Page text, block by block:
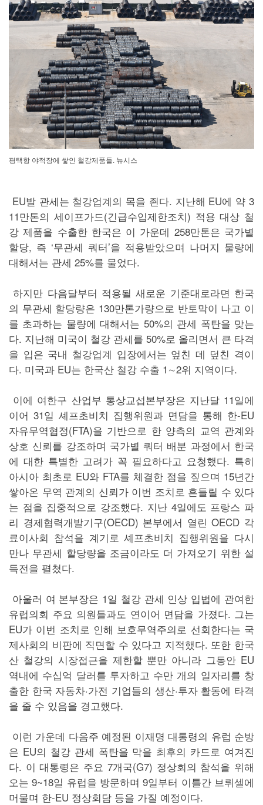
평택항 야적장에 쌓인 철강제품들. 뉴시스
EU발 관세는 철강업계의 목을 죈다. 지난해 EU에 약 3
11만톤의 세이프가드(긴급수입제한조치) 적용 대상 철
강 제품을 수출한 한국은 이 가운데 258만톤은 국가별
할당, 즉 ‘무관세 쿼터’을 적용받았으며 나머지 물량에
대해서는 관세 25%를 물었다.
하지만 다음달부터 적용될 새로운 기준대로라면 한국
의 무관세 할당량은 130만톤가량으로 반토막이 나고 이
를 초과하는 물량에 대해서는 50%의 관세 폭탄을 맞는
다. 지난해 미국이 철강 관세를 50%로 올리면서 큰 타격
을 입은 국내 철강업계 입장에서는 엎친 데 덮친 격이
다. 미국과 EU는 한국산 철강 수출 1∼2위 지역이다.
이에 여한구 산업부 통상교섭본부장은 지난달 11일에
이어 31일 셰프초비치 집행위원과 면담을 통해 한-EU
자유무역협정(FTA)을 기반으로 한 양측의 교역 관계와
상호 신뢰를 강조하며 국가별 쿼터 배분 과정에서 한국
에 대한 특별한 고려가 꼭 필요하다고 요청했다. 특히
아시아 최초로 EU와 FTA를 체결한 점을 짚으며 15년간
쌓아온 무역 관계의 신뢰가 이번 조치로 흔들릴 수 있다
는 점을 집중적으로 강조했다. 지난 4일에도 프랑스 파
리 경제협력개발기구(OECD) 본부에서 열린 OECD 각
료이사회 참석을 계기로 셰프초비치 집행위원을 다시
만나 무관세 할당량을 조금이라도 더 가져오기 위한 설
득전을 펼쳤다.
아울러 여 본부장은 1일 철강 관세 인상 입법에 관여한
유럽의회 주요 의원들과도 연이어 면담을 가졌다. 그는
EU가 이번 조치로 인해 보호무역주의로 선회한다는 국
제사회의 비판에 직면할 수 있다고 지적했다. 또한 한국
산 철강의 시장접근을 제한할 뿐만 아니라 그동안 EU
역내에 수십억 달러를 투자하고 수만 개의 일자리를 창
출한 한국 자동차·가전 기업들의 생산·투자 활동에 타격
을 줄 수 있음을 경고했다.
이런 가운데 다음주 예정된 이재명 대통령의 유럽 순방
은 EU의 철강 관세 폭탄을 막을 최후의 카드로 여겨진
다. 이 대통령은 주요 7개국(G7) 정상회의 참석을 위해
오는 9~18일 유럽을 방문하며 9일부터 이틀간 브뤼셀에
머물며 한-EU 정상회담 등을 가질 예정이다.